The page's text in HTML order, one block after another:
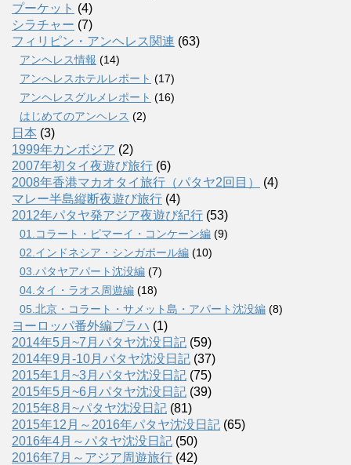
プーケット (4)
シラチャー (7)
フィリピン・アンヘレス関連 (63)
アンヘレス情報 (14)
アンへレスホテルレポート (17)
アンヘレスグルメレポート (16)
はじめてのアンヘレス (2)
日本 (3)
1999年カンボジア (2)
2007年初タイ夜遊び旅行 (6)
2008年香港マカオタイ旅行（パタヤ2回目）
(4)
マレー半島縦断夜遊び旅行 (4)
2012年パタヤ発アジア夜遊び紀行 (53)
01.コラート・ピマーイ・コンケーン編 (9)
02.インドネシア・シンガポール編 (10)
03.パタヤアパート沈没編 (7)
04.タイ・ラオス周遊編 (18)
05.北京・コラート・サメット島・アパート沈没編 (8)
ヨーロッパ番外編プラハ (1)
2014年5月~7月パタヤ沈没日記 (59)
2014年9月-10月パタヤ沈没日記 (37)
2015年1月~3月パタヤ沈没日記 (75)
2015年5月~6月パタヤ沈没日記 (39)
2015年8月~パタヤ沈没日記 (81)
2015年12月～2016年パタヤ沈没日記 (65)
2016年4月～パタヤ沈没日記 (50)
2016年7月～アジア周遊旅行 (42)